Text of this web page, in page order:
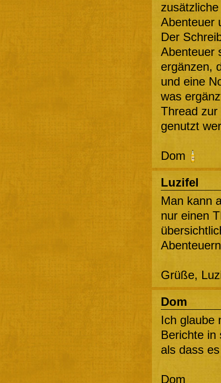
Abenteuer
Der
Abenteuer
ergänzen,
und eine
was
Thread zur
genutzt
Dom
Luzifel
Man kann
nur einen
Grüße,
Dom
Ich glaube
Berichte in
als dass
Dom